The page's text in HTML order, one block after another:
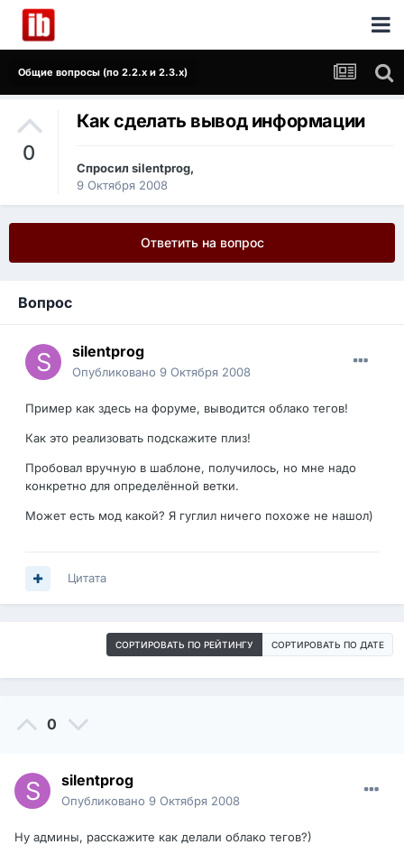
Общие вопросы (по 2.2.x и 2.3.x)
0
Как сделать вывод информации
Спросил silentprog,
9 Октября 2008
Ответить на вопрос
Вопрос
silentprog
Опубликовано 9 Октября 2008
Пример как здесь на форуме, выводится облако тегов!
Как это реализовать подскажите плиз!
Пробовал вручную в шаблоне, получилось, но мне надо
конкретно для определённой ветки.
Может есть мод какой? Я гуглил ничего похоже не нашол)
Цитата
СОРТИРОВАТЬ ПО РЕЙТИНГУ СОРТИРОВАТЬ ПО ДАТЕ
0
silentprog
Опубликовано 9 Октября 2008
Ну админы, расскажите как делали облако тегов?)